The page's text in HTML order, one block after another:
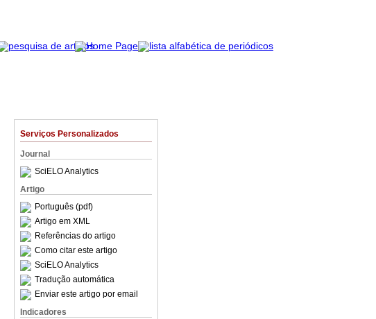
Serviços Personalizados
Journal
SciELO Analytics
Artigo
Português (pdf)
Artigo em XML
Referências do artigo
Como citar este artigo
SciELO Analytics
Tradução automática
Enviar este artigo por email
Indicadores